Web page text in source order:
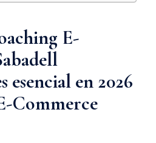
E-
esencial en 2026
Commerce